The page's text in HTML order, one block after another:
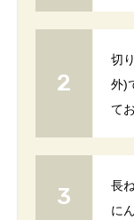
切
外)
て
長
に